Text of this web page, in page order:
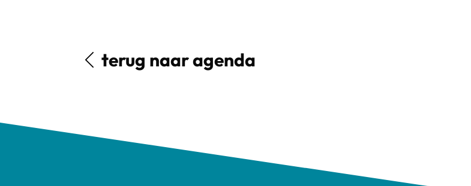
terug naar agenda